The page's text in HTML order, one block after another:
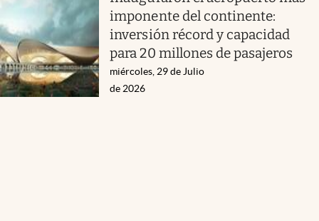
imponente del continente:
inversión récord y capacidad
para 20 millones de pasajeros
miércoles, 29 de Julio
de 2026